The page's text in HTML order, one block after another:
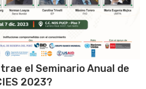
el Seminario Anual de
2023?